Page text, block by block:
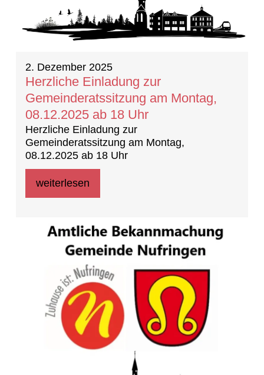
2. Dezember 2025
Herzliche Einladung zur
Gemeinderatssitzung am Montag,
08.12.2025 ab 18 Uhr
Herzliche Einladung zur
Gemeinderatssitzung am Montag,
08.12.2025 ab 18 Uhr
weiterlesen